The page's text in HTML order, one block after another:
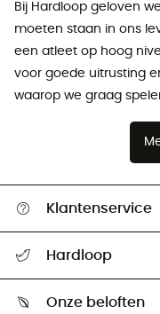
Bij Hardloop geloven
moeten staan ​​in ons
een atleet op hoog
voor goede uitrusting
waarop we graag
Klantenservice
Mijn zending volgen
Retourzendingen &
Hardloop
Onze beloften